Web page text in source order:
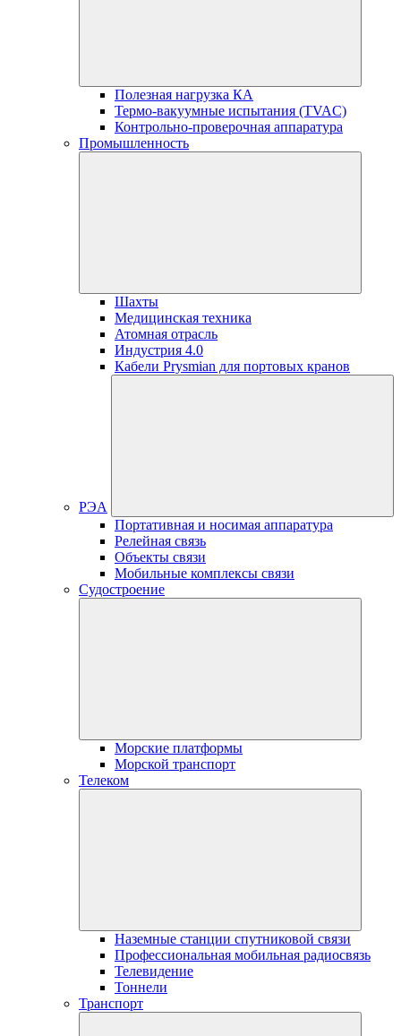
Полезная нагрузка КА
Термо-вакуумные испытания (TVAC)
Контрольно-проверочная аппаратура
Промышленность
Шахты
Медицинская техника
Атомная отрасль
Индустрия 4.0
Кабели Prysmian для портовых кранов
РЭА
Портативная и носимая аппаратура
Релейная связь
Объекты связи
Мобильные комплексы связи
Судостроение
Морские платформы
Морской транспорт
Телеком
Наземные станции спутниковой связи
Профессиональная мобильная радиосвязь
Телевидение
Тоннели
Транспорт